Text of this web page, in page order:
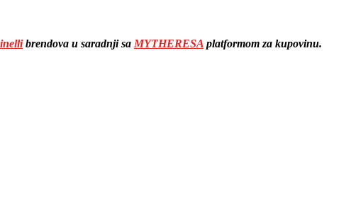
brendova u saradnji sa MYTHERESA platformom za kupovinu.